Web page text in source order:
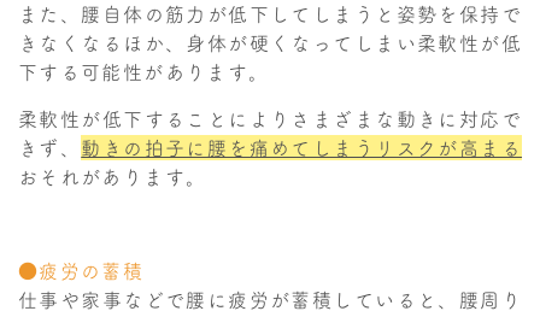
また、腰自体の筋力が低下してしまうと姿勢を保持で
きなくなるほか、身体が硬くなってしまい柔軟性が低
下する可能性があります。
柔軟性が低下することによりさまざまな動きに対応で
きず、 動きの拍子に腰を痛めてしまうリスクが高まる
おそれがあります。
●疲労の蓄積
仕事や家事などで腰に疲労が蓄積していると、腰周り